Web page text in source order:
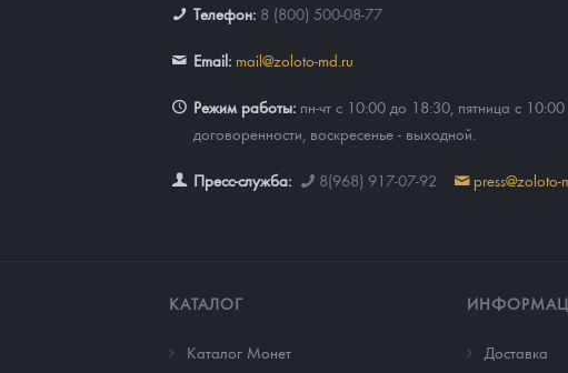
Телефон: 8 (800) 500-08-77
Email: mail@zoloto-md.ru
Режим работы: пн-чт с 10:00 до 18:30, пятница с
договоренности, воскресенье - выходной.
Пресс-служба: 8(968) 917-07-92 press@zoloto-
КАТАЛОГ
Каталог Монет
Доставка